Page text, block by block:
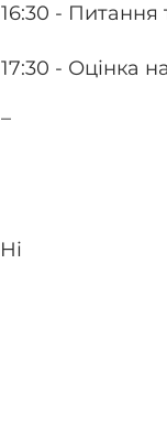
16:30 - Питання
17:30 - Оцінка
–
Ні